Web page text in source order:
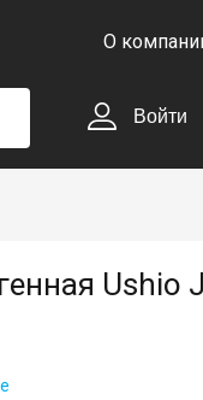
О
Войти
Ushio